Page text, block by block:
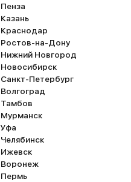
Пенза
Казань
Краснодар
Ростов-на-Дону
Нижний Новгород
Новосибирск
Санкт-Петербург
Волгоград
Тамбов
Мурманск
Уфа
Челябинск
Ижевск
Воронеж
Пермь